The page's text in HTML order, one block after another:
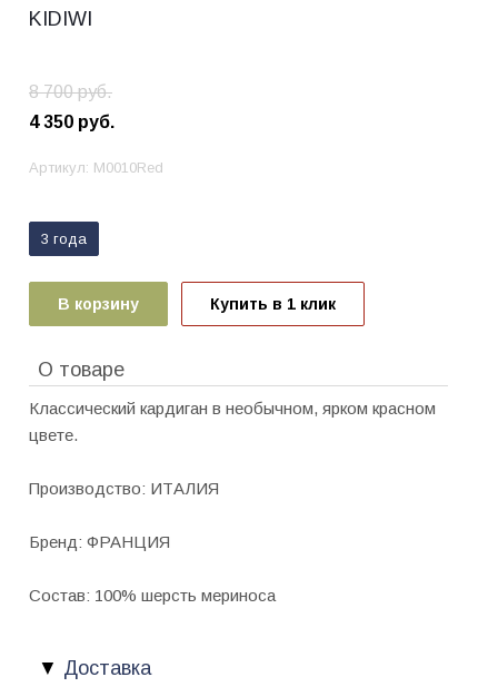
KIDIWI
8 700руб.
4 350 руб.
Артикул: M0010Red
3 года
В корзину Купить в 1 клик
О товаре
Классический кардиган в необычном, ярком красном
цвете.
Производство: ИТАЛИЯ
Бренд: ФРАНЦИЯ
Состав: 100% шерсть мериноса
Доставка